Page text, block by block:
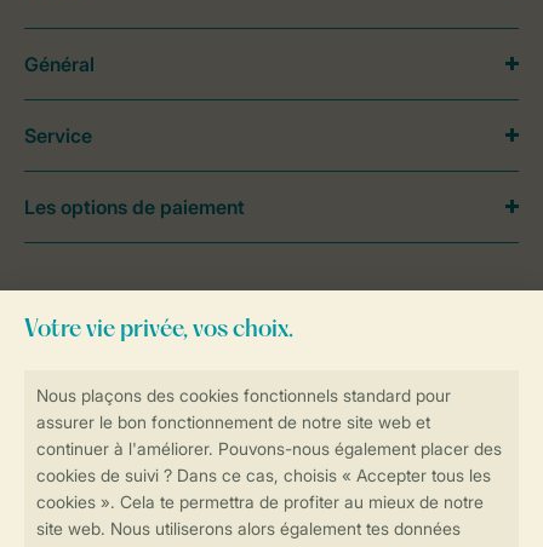
Réservations en ligne rapides et sécurisées
contactez notreContact Center.
Général
Service
Les options de paiement